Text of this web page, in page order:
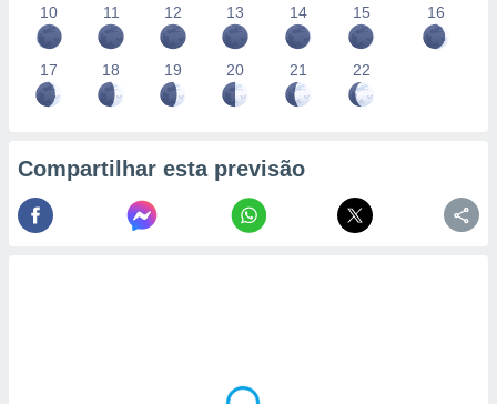
10 11 12 13 14 15 16
17 18 19 20 21 22
Compartilhar esta previsão